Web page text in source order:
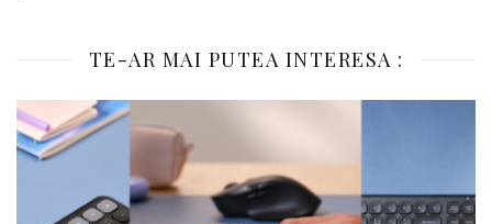
TE-AR MAI PUTEA INTERESA :